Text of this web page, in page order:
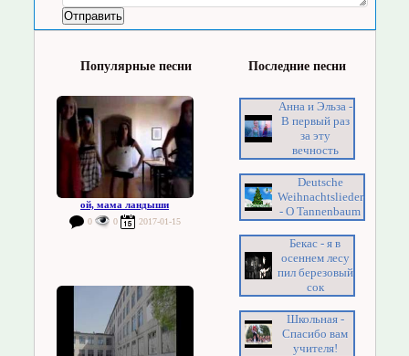
Популярные песни
ой, мама ландыши
0 0 2017-01-15
Последние песни
Анна и Эльза -
В первый раз
за эту
вечность
Deutsche
Weihnachtslieder
- O Tannenbaum
Бекас - я в
осеннем лесу
пил березовый
сок
Школьная -
Спасибо вам
учителя!